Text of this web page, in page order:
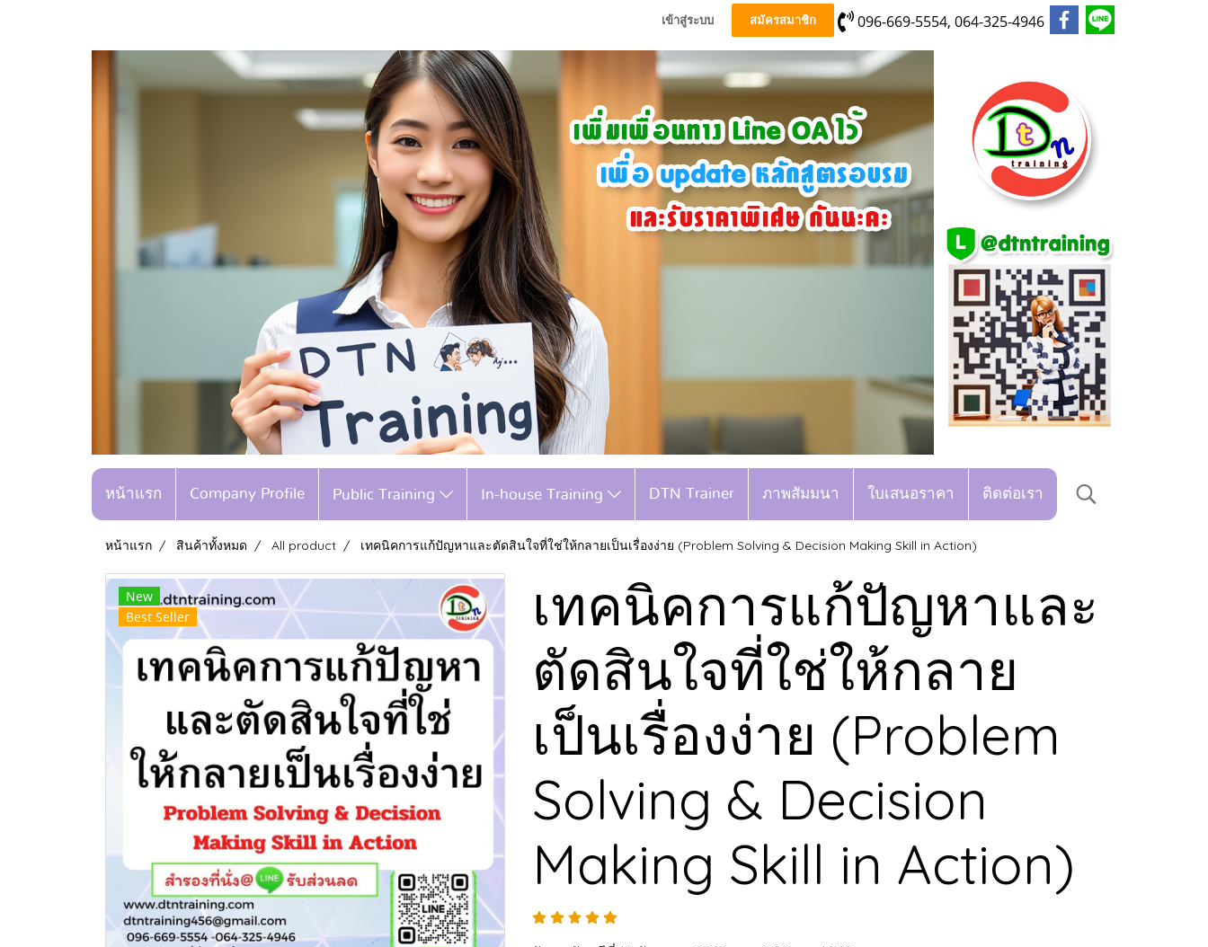
เข้าสู่ระบบ สมัครสมาชิก 096-669-5554, 064-325-4946
หน้าแรก Company Profile Public Training In-house Training DTN Trainer ภาพสัมมนา ใบเสนอราคา ติดต่อเรา
หน้าแรก สินค้าทั้งหมด All product เทคนิคการแก้ปัญหาและตัดสินใจที่ใช่ให้กลายเป็นเรื่องง่าย (Problem Solving & Decision Making Skill in Action)
New
Best Seller
เทคนิคการแก้ปัญหาและ
ตัดสินใจที่ใช่ให้กลาย
เป็นเรื่องง่าย (Problem
Solving & Decision
Making Skill in Action)